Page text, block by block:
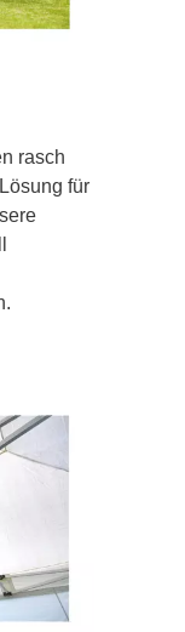
rasch
für